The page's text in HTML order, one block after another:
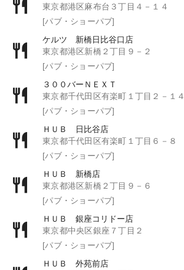
東京都港区麻布台３丁目４－１４
[パブ・ショーパブ]
ケルツ 新橋日比谷口店
東京都港区新橋２丁目９－２
[パブ・ショーパブ]
３００バーＮＥＸＴ
東京都千代田区有楽町１丁目２－１４
[パブ・ショーパブ]
ＨＵＢ 日比谷店
東京都千代田区有楽町１丁目６－８
[パブ・ショーパブ]
ＨＵＢ 新橋店
東京都港区新橋２丁目９－６
[パブ・ショーパブ]
ＨＵＢ 銀座コリドー店
東京都中央区銀座７丁目２
[パブ・ショーパブ]
ＨＵＢ 外苑前店